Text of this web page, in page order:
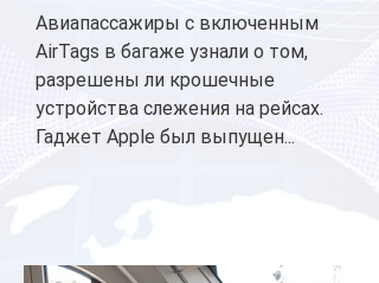
Авиапассажиры с включенным
AirTags в багаже узнали о том,
разрешены ли крошечные
устройства слежения на рейсах.
Гаджет Apple был выпущен...